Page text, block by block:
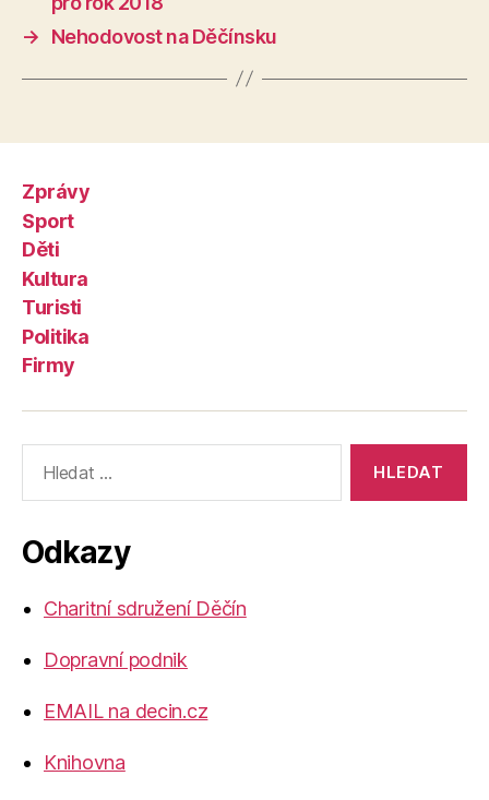
→
Nehodovost na Děčínsku
Zprávy
Sport
Děti
Kultura
Turisti
Politika
Firmy
vyhledávání:
Odkazy
Charitní sdružení Děčín
Dopravní podnik
EMAIL na decin.cz
Knihovna